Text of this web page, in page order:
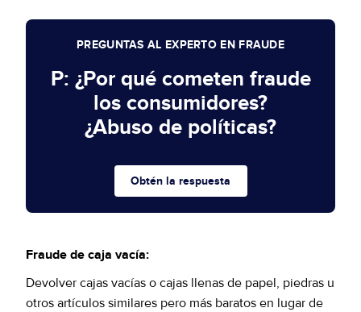
PREGUNTAS AL EXPERTO EN FRAUDE
P: ¿Por qué cometen fraude
los consumidores?
¿Abuso de políticas?
Obtén la respuesta
Fraude de caja vacía:
Devolver cajas vacías o cajas llenas de papel, piedras u
otros artículos similares pero más baratos en lugar de